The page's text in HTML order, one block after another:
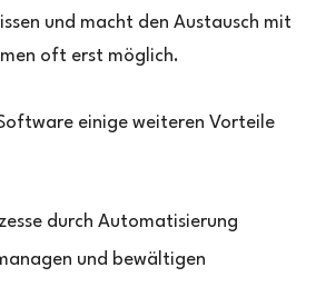
und macht den Austausch mit
oft erst möglich.
einige weiteren Vorteile
durch Automatisierung
und bewältigen